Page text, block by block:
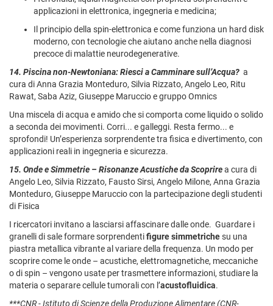
applicazioni in elettronica, ingegneria e medicina;
Il principio della spin-elettronica e come funziona un hard disk
moderno, con tecnologie che aiutano anche nella diagnosi
precoce di malattie neurodegenerative.
14. Piscina non-Newtoniana: Riesci a Camminare sull’Acqua? a
cura di Anna Grazia Monteduro, Silvia Rizzato, Angelo Leo, Ritu
Rawat, Saba Aziz, Giuseppe Maruccio e gruppo Omnics
Una miscela di acqua e amido che si comporta come liquido o solido
a seconda dei movimenti. Corri... e galleggi. Resta fermo... e
sprofondi! Un’esperienza sorprendente tra fisica e divertimento, con
applicazioni reali in ingegneria e sicurezza.
15. Onde e Simmetrie – Risonanze Acustiche da Scoprirea cura di
Angelo Leo, Silvia Rizzato, Fausto Sirsi, Angelo Milone, Anna Grazia
Monteduro, Giuseppe Maruccio con la partecipazione degli studenti
di Fisica
I ricercatori invitano a lasciarsi affascinare dalle onde. Guardare i
granelli di sale formare sorprendentifigure simmetrichesu una
piastra metallica vibrante al variare della frequenza. Un modo per
scoprire come le onde – acustiche, elettromagnetiche, meccaniche
o di spin – vengono usate per trasmettere informazioni, studiare la
materia o separare cellule tumorali con l’acustofluidica.
***CNR - Istituto di Scienze della Produzione Alimentare (CNR-